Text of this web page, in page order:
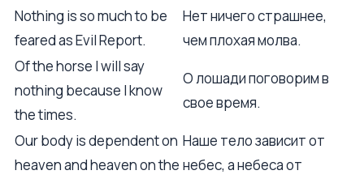
Nothing is so much to be
feared as Evil Report.
Нет ничего страшнее,
чем плохая молва.
Of the horse I will say
nothing because I know
the times.
О лошади поговорим в
свое время.
Our body is dependent on
heaven and heaven on the
Наше тело зависит от
небес, а небеса от